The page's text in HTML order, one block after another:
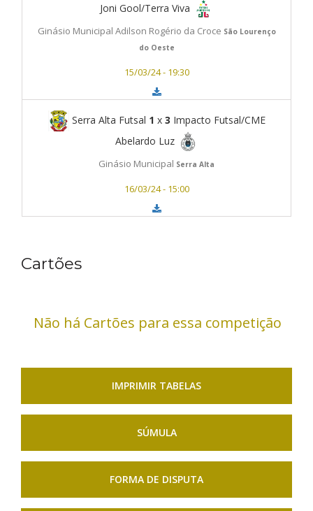
Joni Gool/Terra Viva
Ginásio Municipal Adilson Rogério da Croce São Lourenço
do Oeste
15/03/24 - 19:30
Serra Alta Futsal 1 x 3 Impacto Futsal/CME
Abelardo Luz
Ginásio Municipal Serra Alta
16/03/24 - 15:00
Cartões
Não há Cartões para essa competição
IMPRIMIR TABELAS
SÚMULA
FORMA DE DISPUTA